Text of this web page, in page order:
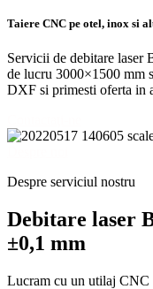
Taiere CNC pe otel, inox si
Servicii de debitare laser
de lucru 3000×1500 mm
DXF si primesti oferta in
Despre serviciul nostru
Debitare laser
±0,1 mm
Lucram cu un utilaj CNC